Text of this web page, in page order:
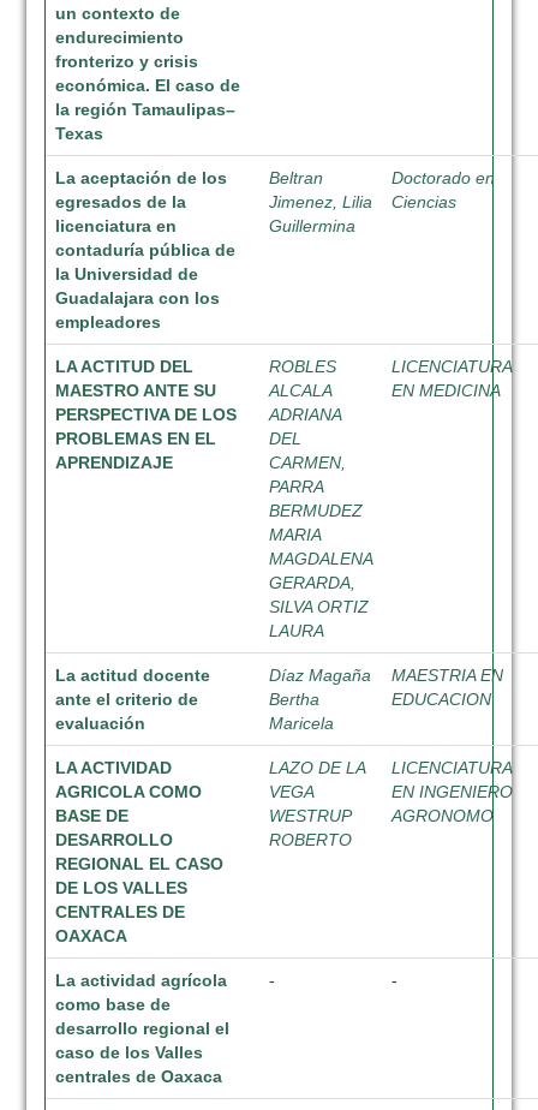
un contexto de
endurecimiento
fronterizo y crisis
económica. El caso de
la región Tamaulipas–
Texas
La aceptación de los
egresados de la
licenciatura en
contaduría pública de
la Universidad de
Guadalajara con los
empleadores
Beltran
Jimenez, Lilia
Guillermina
Doctorado en
Ciencias
LA ACTITUD DEL
MAESTRO ANTE SU
PERSPECTIVA DE LOS
PROBLEMAS EN EL
APRENDIZAJE
ROBLES
ALCALA
ADRIANA
DEL
CARMEN,
PARRA
BERMUDEZ
MARIA
MAGDALENA
GERARDA,
SILVA ORTIZ
LAURA
LICENCIATURA
EN MEDICINA
La actitud docente
ante el criterio de
evaluación
Díaz Magaña
Bertha
Maricela
MAESTRIA EN
EDUCACION
LA ACTIVIDAD
AGRICOLA COMO
BASE DE
DESARROLLO
REGIONAL EL CASO
DE LOS VALLES
CENTRALES DE
OAXACA
LAZO DE LA
VEGA
WESTRUP
ROBERTO
LICENCIATURA
EN INGENIERO
AGRONOMO
La actividad agrícola
como base de
desarrollo regional el
caso de los Valles
centrales de Oaxaca
- -